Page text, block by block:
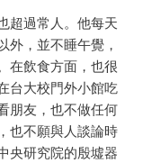
超過常人。他每天
外，並不睡午覺，
在飲食方面，也很
台大校門外小館吃
朋友，也不做任何
也不願與人談論時
央研究院的殷墟器